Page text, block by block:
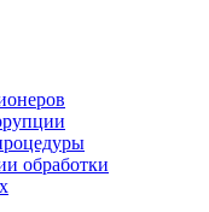
обработки